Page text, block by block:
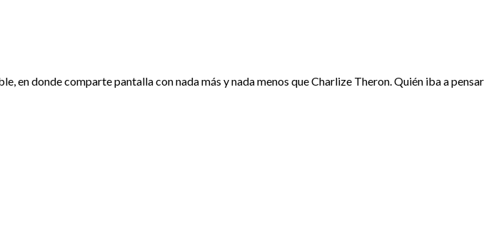
en donde comparte pantalla con nada más y nada menos que Charlize Theron. Quién iba a pensar